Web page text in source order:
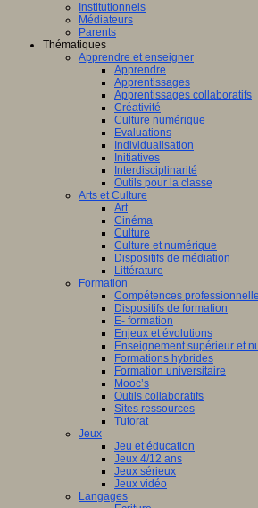
Institutionnels
Médiateurs
Parents
Thématiques
Apprendre et enseigner
Apprendre
Apprentissages
Apprentissages collaboratifs
Créativité
Culture numérique
Evaluations
Individualisation
Initiatives
Interdisciplinarité
Outils pour la classe
Arts et Culture
Art
Cinéma
Culture
Culture et numérique
Dispositifs de médiation
Littérature
Formation
Compétences
Dispositifs de formation
E- formation
Enjeux et évolutions
Enseignement supérieur et
Formations hybrides
Formation universitaire
Mooc’s
Outils collaboratifs
Sites ressources
Tutorat
Jeux
Jeu et éducation
Jeux 4/12 ans
Jeux sérieux
Jeux vidéo
Langages